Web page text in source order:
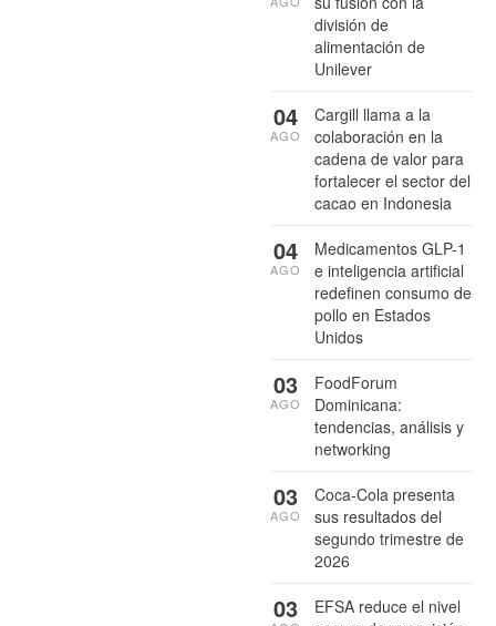
división de
alimentación de
Unilever
Cargill llama a la
colaboración en la
cadena de valor para
fortalecer el sector del
cacao en Indonesia
04
AGO
Medicamentos GLP-1
e inteligencia artificial
redefinen consumo de
pollo en Estados
Unidos
04
AGO
FoodForum
Dominicana:
tendencias, análisis y
networking
03
AGO
Coca-Cola presenta
sus resultados del
segundo trimestre de
2026
03
AGO
EFSA reduce el nivel
03